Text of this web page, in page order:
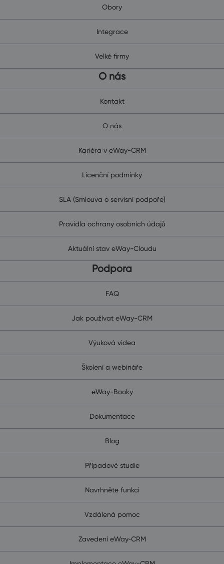
Obory
Integrace
Velké firmy
O nás
Kontakt
O nás
Kariéra v eWay-CRM
Licenční podmínky
SLA (Smlouva o servisní podpoře)
Pravidla ochrany osobních údajů
Aktuální stav eWay-Cloudu
Podpora
FAQ
Jak používat eWay-CRM
Výuková videa
Školení a webináře
eWay-Booky
Dokumentace
Blog
Případové studie
Navrhněte funkci
Vzdálená pomoc
Zavedení eWay‑CRM